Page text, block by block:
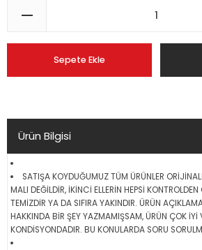
Sepete Ekle
Ürün Bilgisi
SATIŞA KOYDUĞUMUZ TÜM ÜRÜNLER
MALI DEĞİLDİR, İKİNCİ ELLERİN HEPSİ
TEMİZDİR YA DA SIFIRA YAKINDIR. ÜRÜN
HAKKINDA BİR ŞEY YAZMAMIŞSAM, ÜRÜN ÇOK İYİ
KONDİSYONDADIR. BU KONULARDA SORU